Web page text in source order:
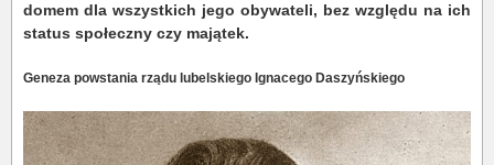
domem dla wszystkich jego obywateli, bez względu na ich
status społeczny czy majątek.
Geneza powstania rządu lubelskiego Ignacego Daszyńskiego